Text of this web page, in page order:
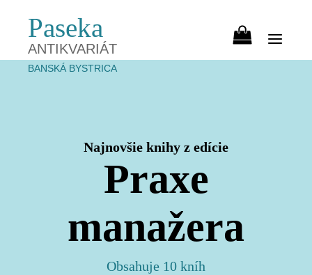
Paseka
ANTIKVARIÁT
BANSKÁ BYSTRICA
Najnovšie knihy z edície
Praxe
manažera
Obsahuje 10 kníh